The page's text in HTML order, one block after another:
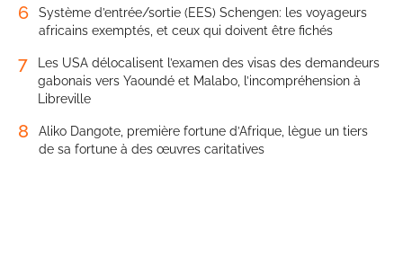
6
Système d’entrée/sortie (EES) Schengen: les voyageurs
africains exemptés, et ceux qui doivent être fichés
7
Les USA délocalisent l’examen des visas des demandeurs
gabonais vers Yaoundé et Malabo, l’incompréhension à
Libreville
8
Aliko Dangote, première fortune d’Afrique, lègue un tiers
de sa fortune à des œuvres caritatives